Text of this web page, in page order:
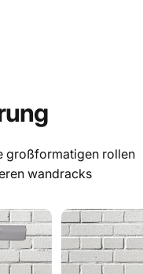
großformatigen rollen
wandracks